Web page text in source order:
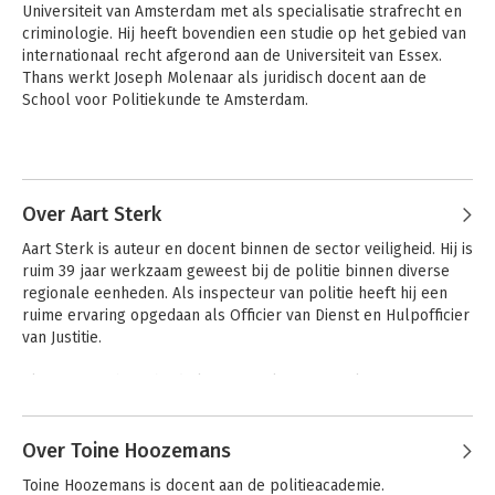
een waardevol naslagwerk voor gevorderde studenten en voor
professionals die zich willen blijven ontwikkelen binnen het
politiewerk.
Belangrijkste wijzigingen:
waarvan de chemische structuur is afgeleid van twee of meer
aanzien van deze stofgroepen zijn sinds 2025 in de Opiumwet
strafbaar gesteld. Daarnaast zijn er in deze bespreking veel
kleinere wijzigingen doorgevoerd;
- Nieuwe bepalingen over de bijzondere bromfietsen en
elektrische steps. De kentekenplicht hiervoor en de
stoptekens en controlehandelingen.
Universiteit van Amsterdam met als specialisatie strafrecht en
criminologie. Hij heeft bovendien een studie op het gebied van
internationaal recht afgerond aan de Universiteit van Essex.
Thans werkt Joseph Molenaar als juridisch docent aan de
School voor Politiekunde te Amsterdam.
Molenaar
Koning editie 2026
Koning Editie 2026
Over Aart Sterk
Aart Sterk is auteur en docent binnen de sector veiligheid. Hij is
ruim 39 jaar werkzaam geweest bij de politie binnen diverse
regionale eenheden. Als inspecteur van politie heeft hij een
ruime ervaring opgedaan als Officier van Dienst en Hulpofficier
van Justitie.
Koning. Als docent en eigenaar van Sterk in Opleidingen geeft
Over Toine Hoozemans
Toine Hoozemans is docent aan de politieacademie.